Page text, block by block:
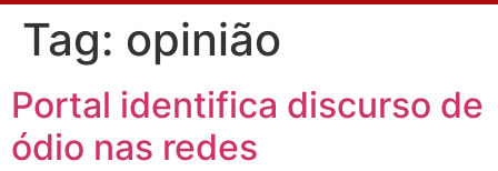
Tag: opinião
Portal identifica discurso de
ódio nas redes